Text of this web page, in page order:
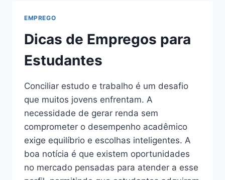
MAIS
LEVES
EQUILIBRADAS
EMPREGO
Dicas de Empregos para
Estudantes
Conciliar estudo e trabalho é um desafio
que muitos jovens enfrentam. A
necessidade de gerar renda sem
comprometer o desempenho acadêmico
exige equilíbrio e escolhas inteligentes. A
boa notícia é que existem oportunidades
no mercado pensadas para atender a esse